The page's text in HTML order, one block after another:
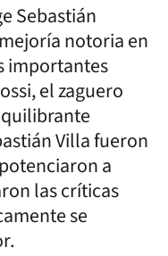
Sebastián
notoria en
importantes
el zaguero
Villa fueron
a
las críticas
se